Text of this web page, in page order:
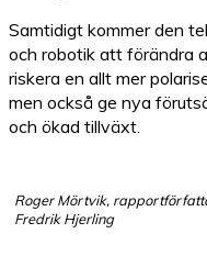
Samtidigt kommer den
och robotik att förändra
riskera en allt mer
men också ge nya
och ökad tillväxt.
Roger Mörtvik,
Fredrik Hjerling